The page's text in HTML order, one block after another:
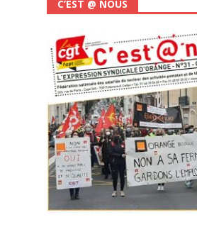
C’EST @ NOUS